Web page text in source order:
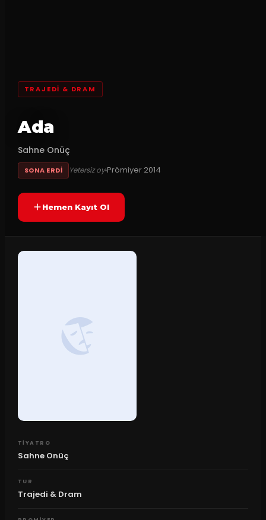
TRAJEDI & DRAM
Ada
Sahne Onüç
SONA ERDI Yetersiz oyPrömiyer 2014
Hemen Kayıt Ol
TIYATRO
Sahne Onüç
TUR
Trajedi & Dram